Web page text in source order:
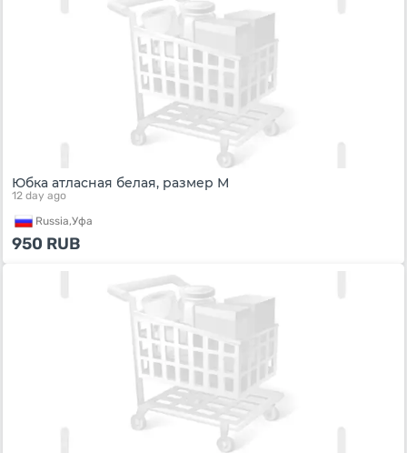
Юбка атласная белая, размер М
12 day ago
Russia,Уфа
950 RUB